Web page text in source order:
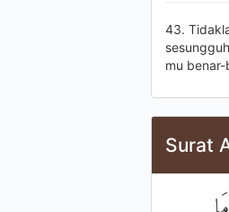
43.
mu
Surat